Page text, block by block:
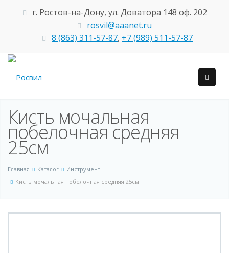
г. Ростов-на-Дону, ул. Доватора 148 оф. 202
rosvil@aaanet.ru
8 (863) 311-57-87, +7 (989) 511-57-87
Кисть мочальная
побелочная средняя
25см
Главная Каталог
Инструмент
Кисть мочальная побелочная средняя 25см